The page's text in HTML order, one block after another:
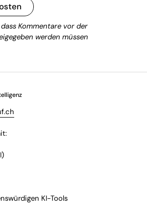
Kommentare vor der
werden müssen
KI-Tools